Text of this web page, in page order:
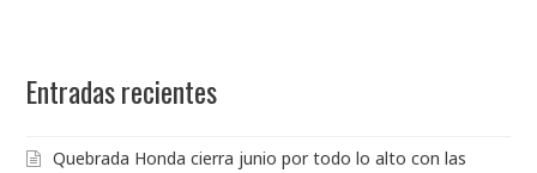
Entradas recientes
Quebrada Honda cierra junio por todo lo alto con las